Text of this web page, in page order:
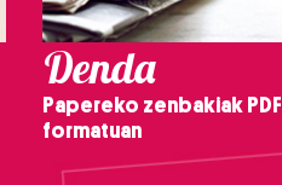
Denda
Papereko zenbakiak PDF
formatuan